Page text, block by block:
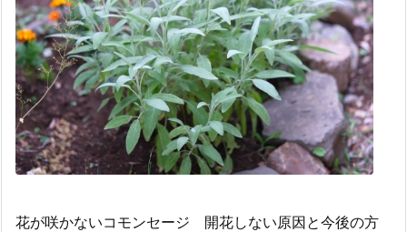
花が咲かないコモンセージ 開花しない原因と今後の方